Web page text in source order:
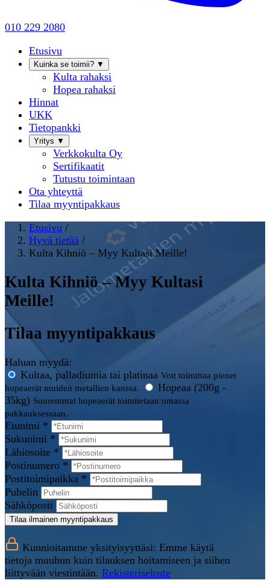
010 229 2080
Etusivu
Kuinka se toimii? ▼
Kulta rahaksi
Hopea rahaksi
Hinnat
UKK
Tietopankki
Yritys ▼
Verkkokulta Oy
Sertifikaatit
Tutustu toimintaan
Ota yhteyttä
Tilaa myyntipakkaus
Etusivu /
Hyvä tietää /
Kulta Kihniö – Myy Kultasi Meille!
Kulta Kihniö – Myy Kultasi
Meille!
Tilaa myyntipakkaus
Haluan myydä:
Kultaa, palladiumia tai platinaa Voit toimittaa pienet
hopeaerät muiden metallien kanssa.
Hopeaa (200g -
35kg) Suuremmat hopeaerät toimitetaan omassa
pakkauksessaan.
Etunimi *
Sukunimi *
Lähiosoite *
Postinumero *
Postitoimipaikka *
Puhelin
Sähköposti
Tilaa ilmainen myyntipakkaus
Kunnioitamme yksityisyyttäsi: Emme käytä
tietoja muuhun kuin tilauksen hoitamiseen ja siihen
liittyvään viestintään. Rekisteriseloste